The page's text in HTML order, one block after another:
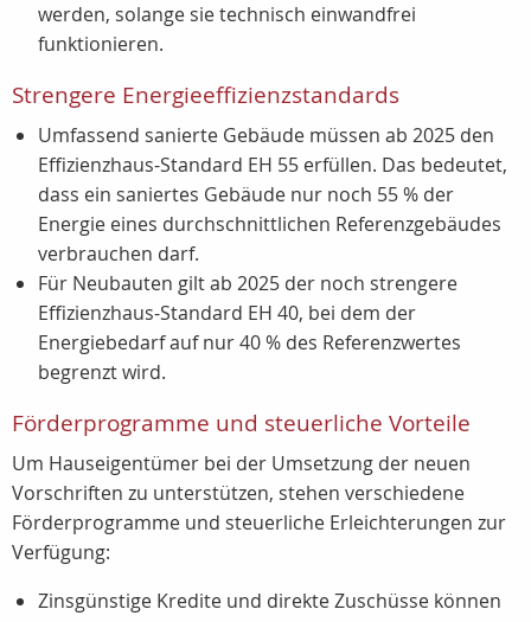
werden, solange sie technisch einwandfrei
funktionieren.
Strengere Energieeffizienzstandards
Umfassend sanierte Gebäude müssen ab 2025 den
Effizienzhaus-Standard EH 55 erfüllen. Das bedeutet,
dass ein saniertes Gebäude nur noch 55 % der
Energie eines durchschnittlichen Referenzgebäudes
verbrauchen darf.
Für Neubauten gilt ab 2025 der noch strengere
Effizienzhaus-Standard EH 40, bei dem der
Energiebedarf auf nur 40 % des Referenzwertes
begrenzt wird.
Förderprogramme und steuerliche Vorteile
Um Hauseigentümer bei der Umsetzung der neuen
Vorschriften zu unterstützen, stehen verschiedene
Förderprogramme und steuerliche Erleichterungen zur
Verfügung:
Zinsgünstige Kredite und direkte Zuschüsse können